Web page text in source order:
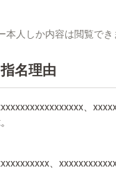
本人しか内容は閲覧でき
名理由
、
、